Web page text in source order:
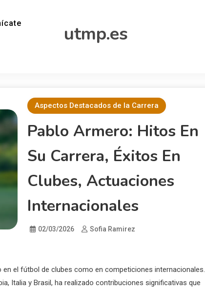
utmp.es
Aspectos Destacados de la Carrera
Pablo Armero: Hitos En
Su Carrera, Éxitos En
Clubes, Actuaciones
Internacionales
02/03/2026 Sofia Ramirez
el fútbol de clubes como en competiciones internacionales.
Italia y Brasil, ha realizado contribuciones significativas que